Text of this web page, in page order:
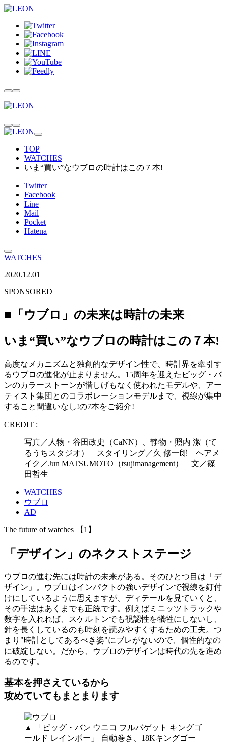
TOP
WATCHES
いま“買い”なウブロの時計はこの７本!
Twitter
Facebook
Line
Mail
Pocket
Hatena
WATCHES
2020.12.01
SPONSORED
■「ウブロ」の未来は時計の未来
いま“買い”なウブロの時計はこの７本!
高度なメカニズムと独創的なデザイン性で、時計界を牽引す
るウブロの進化が止まりません。15周年を迎えたビッグ・バ
ンのカラーストーンが惜しげもなく使われたモデルや、アー
ティスト集団とのコラボレーションモデルまで、視線が集中
すること間違いなし!の7本をご紹介!
CREDIT :
写真／人物・谷田政史（CaNN）、静物・照内 潔（て
るうちスタジオ） スタイリング／久 修一郎 ヘアメ
イク／Jun MATSUMOTO（tsujimanagement） 文／篠
田哲生
WATCHES
ウブロ
AD
The future of watches 【1】
「デザイン」のネクストステージ
ウブロの進む先には時計の未来がある。そのひとつ目は「デ
ザイン」。ウブロはインパクトの強いデザインで視線を釘付
けにしているように思えますが、ディテールを見ていくと、
その手法はあくまでも正統です。例えばミニッツトラックや
数字を入れれば、スケルトンでも視認性を犠牲にしないし、
針を長くしているのも時刻を読みやすくするための工夫。つ
まり"時計としてあるべき姿"にブレがないので、個性的なの
に破綻しない。だから、ウブロのデザインは時代の先を進め
るのです。
基本を押さえているから
攻めていてもまとまります
▲ 「ビッグ・バン ウニコ フルバゲット キングゴ
ールド レインボー」 自動巻き、18Kキングゴー